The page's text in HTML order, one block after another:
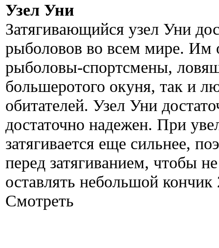
Узел Уни
Затягивающийся узел Уни
рыболовов во всем мире. Им
рыболовы-спортсмены,
большеротого окуня, так и
обитателей. Узел Уни
достаточно надежен. При
затягивается еще сильнее,
перед затягиванием, чтобы
оставлять небольшой
Смотреть